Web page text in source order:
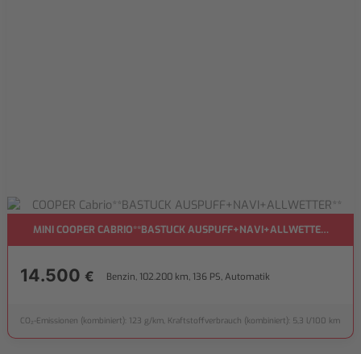
MINI COOPER CABRIO**BASTUCK AUSPUFF+NAVI+ALLWETTER**
14.500 € Benzin, 102.200 km, 136 PS, Automatik
CO₂-Emissionen (kombiniert): 123 g/km, Kraftstoffverbrauch (kombiniert): 5,3 l/100 km